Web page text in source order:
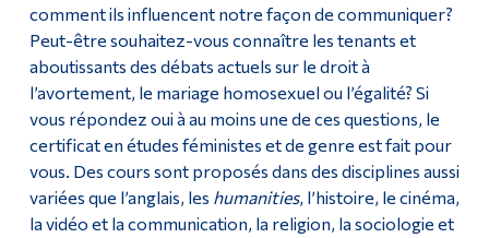
comment ils influencent notre façon de communiquer?
Peut-être souhaitez-vous connaître les tenants et
aboutissants des débats actuels sur le droit à
l’avortement, le mariage homosexuel ou l’égalité? Si
vous répondez oui à au moins une de ces questions, le
certificat en études féministes et de genre est fait pour
vous. Des cours sont proposés dans des disciplines aussi
variées que l’anglais, les humanities, l’histoire, le cinéma,
la vidéo et la communication, la religion, la sociologie et